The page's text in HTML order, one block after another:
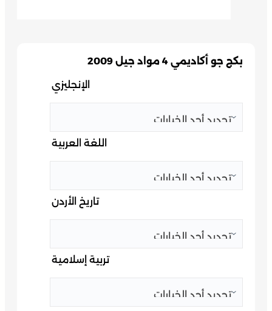
بكج جو أكاديمي 4 مواد جيل 2009
الإنجليزي
اللغة العربية
تاريخ الأردن
تربية إسلامية